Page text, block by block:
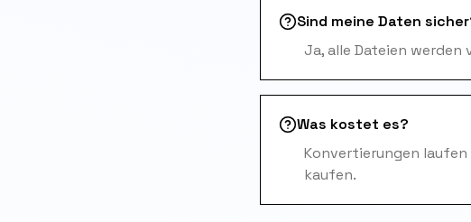
Sind meine Daten
Ja, alle Dateien
Was kostet es?
Konvertierungen laufen
kaufen.